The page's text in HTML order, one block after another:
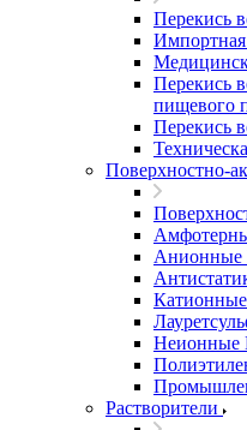
Перекись
Импортная
Перекись
пищевого
Перекись
Поверхностно-
Растворители